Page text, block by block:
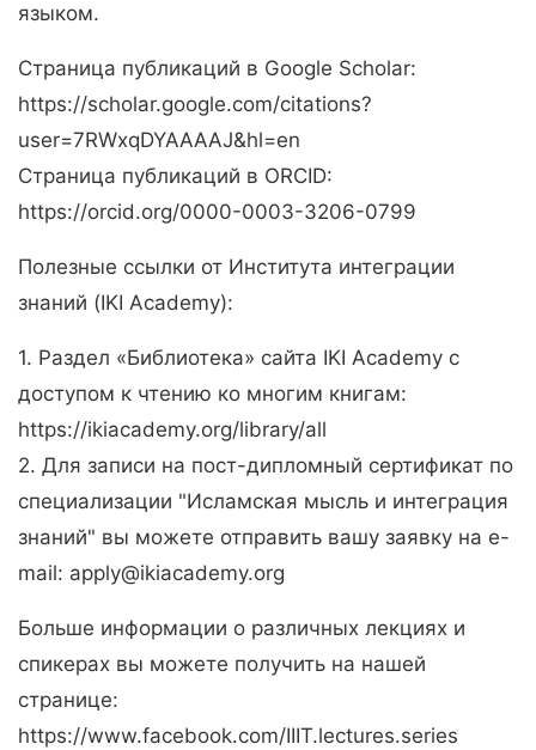
языком.
Страница публикаций в Google Scholar:
https://scholar.google.com/citations?
user=7RWxqDYAAAAJ&hl=en
Страница публикаций в ORCID:
https://orcid.org/0000-0003-3206-0799
Полезные ссылки от Института интеграции
знаний (IKI Academy):
1. Раздел «Библиотека» сайта IKI Academy с
доступом к чтению ко многим книгам:
https://ikiacademy.org/library/all​​​​​
2. Для записи на пост-дипломный сертификат по
специализации "Исламская мысль и интеграция
знаний" вы можете отправить вашу заявку на e-
mail: apply@ikiacademy.org
Больше информации о различных лекциях и
спикерах вы можете получить на нашей
странице:
https://www.facebook.com/IIIT.lectures.series